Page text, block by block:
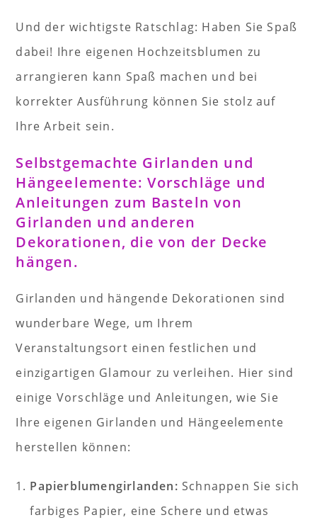
Und der wichtigste Ratschlag: Haben Sie Spaß
dabei! Ihre eigenen Hochzeitsblumen zu
arrangieren kann Spaß machen und bei
korrekter Ausführung können Sie stolz auf
Ihre Arbeit sein.
Selbstgemachte Girlanden und
Hängeelemente: Vorschläge und
Anleitungen zum Basteln von
Girlanden und anderen
Dekorationen, die von der Decke
hängen.
Girlanden und hängende Dekorationen sind
wunderbare Wege, um Ihrem
Veranstaltungsort einen festlichen und
einzigartigen Glamour zu verleihen. Hier sind
einige Vorschläge und Anleitungen, wie Sie
Ihre eigenen Girlanden und Hängeelemente
herstellen können:
Papierblumengirlanden: Schnappen Sie sich
farbiges Papier, eine Schere und etwas